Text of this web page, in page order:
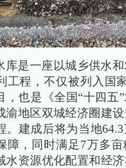
库是一座以城乡供水
工程，不仅被列入国
，也是《全国“十四五
渝地区双城经济圈建
。建成后将为当地
障，同时满足7万多
水资源优化配置和经